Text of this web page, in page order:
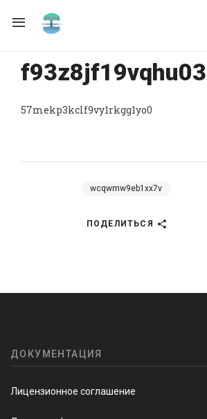
57mekp3kclf9vy1rkgg1yo0
wcqwmw9eb1xx7v
ПОДЕЛИТЬСЯ
ДОКУМЕНТАЦИЯ
Лицензионное соглашение